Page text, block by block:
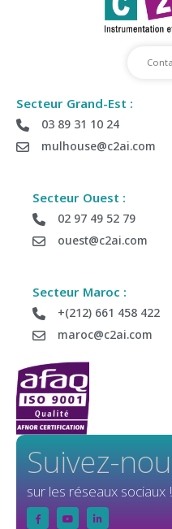
Secteur Grand-Est :
03 89 31 10 24
mulhouse@c2ai.com
Secteur Ouest :
02 97 49 52 79
ouest@c2ai.com
Secteur Maroc :
+(212) 661 458 422
maroc@c2ai.com
Suivez-
sur les réseaux sociaux !
Déposez votre
recontacter par notre équipe
Tel :